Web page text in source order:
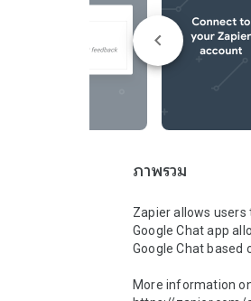
ภาพรวม
Zapier allows
Google Chat app
Google Chat based
More information